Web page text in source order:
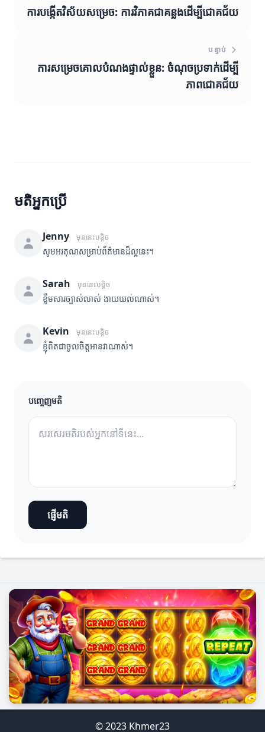
ការបង្កើតវិស័យសម្រេច: ការវិភាគជាគន្លងដើម្បីជោគជ័យ
បន្ទាប់
ការសម្រេចគោលបំណងផ្ទាល់ខ្លួន: ចំណុចប្រទាក់ដើម្បី
ភាពជោគជ័យ
មតិអ្នកប្រើ
Jenny មុននេះបន្តិច
សូមអរគុណសម្រាប់ព័ត៌មានដ៏ល្អនេះ។
Sarah មុននេះបន្តិច
ខ្លឹមសារច្បាស់លាស់ ងាយយល់ណាស់។
Kevin មុននេះបន្តិច
ខ្ញុំពិតជាចូលចិត្តអានវាណាស់។
បញ្ចេញមតិ
ផ្ញើមតិ
© 2023 Khmer23